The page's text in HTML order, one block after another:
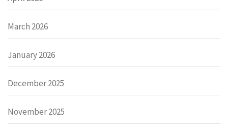
March 2026
January 2026
December 2025
November 2025